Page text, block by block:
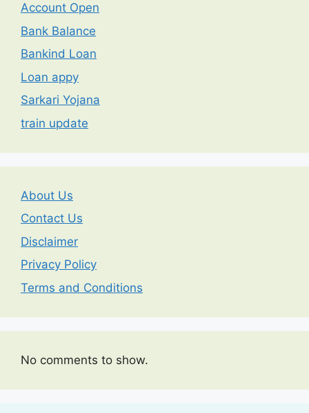
Account Open
Bank Balance
Bankind Loan
Loan appy
Sarkari Yojana
train update
About Us
Contact Us
Disclaimer
Privacy Policy
Terms and Conditions
No comments to show.